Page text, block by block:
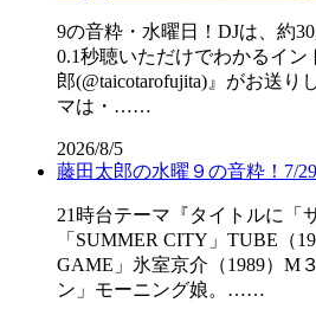
9の音粋・水曜日！DJは、約
0.1秒聴いただけでわかるイ
郎(@taicotarofujita)』がお送り
マは・……
2026/8/5
藤田太郎の水曜９の音粋！7/
21時台テーマ『タイトルに「
「SUMMER CITY」TUBE（
GAME」氷室京介（1989）M
ン」モーニング娘。……